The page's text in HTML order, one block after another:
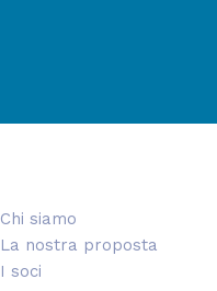
Chi siamo
La nostra proposta
I soci